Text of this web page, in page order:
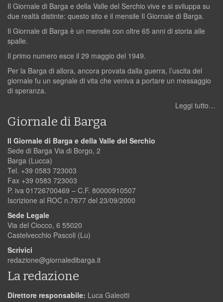
Il Giornale di Barga e della Valle del Serchio vive e si sviluppa su
due realtà distinte: questo sito e il mensile Il Giornale di Barga.
Il Giornale di Barga è un mensile con oltre 65 anni di storia alle
spalle.
Il primo numero esce il 29 maggio del 1949.
Per la Barga di allora, ancora provata dalla guerra, l’uscita del
giornale fu un segnale di vita che veniva a portare un messaggio
di speranza.
Leggi tutto…
Giornale di Barga
Il Giornale di Barga e della Valle del Serchio
Sede di Barga Via di Borgo, 2
Barga (Lucca)
Tel. +39 0583 723003
Fax +39 0583 723003
P. iva 01726700469 – C.F. 80000910507
Iscrizione al ROC n.7677 del 23/09/2000
Sede Legale
Via del Ciocco, 6 55020
Castelvecchio Pascoli (Lu)
Scrivici
redazione@giornaledibarga.it
La redazione
Direttore responsabile: Luca Galeotti